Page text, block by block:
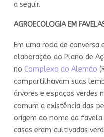
a seguir.
AGROECOLOGIA EM
Em uma roda de
elaboração do Plano de
no Complexo do Alemão
compartilhavam suas
árvores e espaços verdes
comum a existência das
origem ao nome da favela
casas eram cultivadas